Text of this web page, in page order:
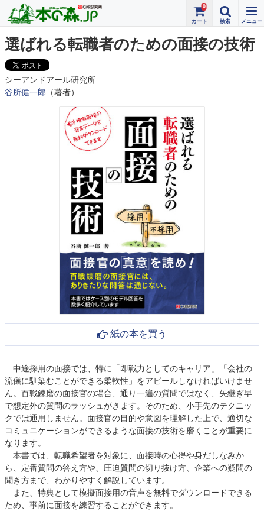
0
選ばれる転職者のための面接の技術
シーアンドアール研究所
谷所健一郎 （著者）
紙の本を買う
中途採用の面接では、特に「即戦力としてのキャリア」「会社の
流儀に馴染むことができる柔軟性」をアピールしなければいけませ
ん。百戦錬磨の面接官の場合、通り一遍の質問ではなく、矢継ぎ早
で想定外の質問のラッシュがきます。そのため、小手先のテクニッ
クでは通用しません。面接官の目的や意図を理解した上で、適切な
コミュニケーションができるような面接の技術を磨くことが重要に
なります。
本書では、転職希望者を対象に、面接時の心得や身だしなみか
ら、定番質問の答え方や、圧迫質問の切り抜け方、企業への疑問の
聞き方まで、わかりやすく解説しています。
また、特典として模擬面接用の音声を無料でダウンロードできる
ため、事前に面接を練習することができます。